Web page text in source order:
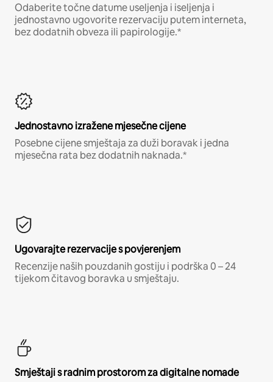
Odaberite točne datume useljenja i iseljenja i
jednostavno ugovorite rezervaciju putem interneta,
bez dodatnih obveza ili papirologije.*
Jednostavno izražene mjesečne cijene
Posebne cijene smještaja za duži boravak i jedna
mjesečna rata bez dodatnih naknada.*
Ugovarajte rezervacije s povjerenjem
Recenzije naših pouzdanih gostiju i podrška 0 – 24
tijekom čitavog boravka u smještaju.
Smještaji s radnim prostorom za digitalne nomade